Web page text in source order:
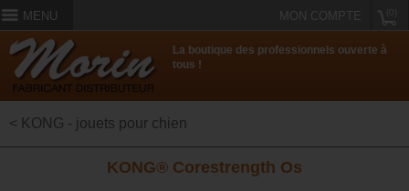
MENU MON COMPTE
La boutique des professionnels ouverte à
tous !
< KONG - jouets pour chien
KONG® Corestrength Os